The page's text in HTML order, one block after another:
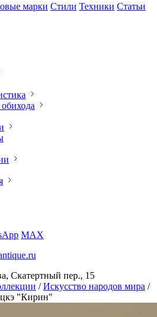
марки Стили Техники Статьи
MAX
Скатертный пер., 15
/ Искусство народов мира /
"Кирин"